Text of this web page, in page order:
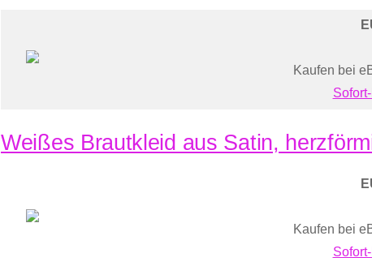
Kaufen bei
Weißes Brautkleid aus Satin,
Kaufen bei